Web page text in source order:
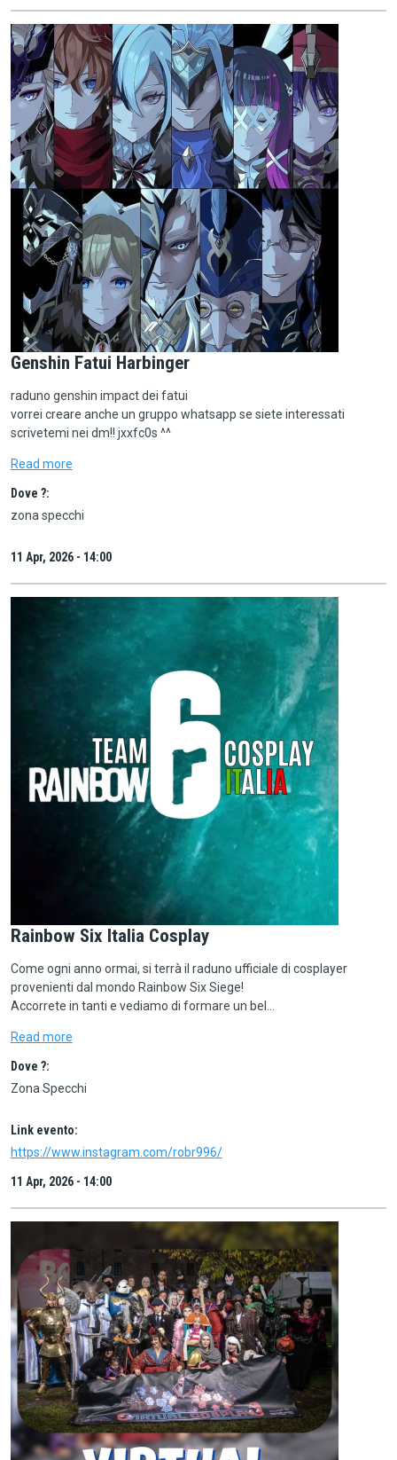
Genshin Fatui Harbinger
raduno genshin impact dei fatui
vorrei creare anche un gruppo whatsapp se siete interessati
scrivetemi nei dm!! jxxfc0s ^^
Read more
Dove ?:
zona specchi
11 Apr, 2026 - 14:00
Rainbow Six Italia Cosplay
Come ogni anno ormai, si terrà il raduno ufficiale di cosplayer
provenienti dal mondo Rainbow Six Siege!
Accorrete in tanti e vediamo di formare un bel…
Read more
Dove ?:
Zona Specchi
Link evento:
https://www.instagram.com/robr996/
11 Apr, 2026 - 14:00